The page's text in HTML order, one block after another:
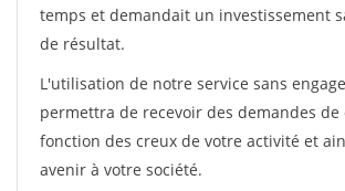
temps et demandait un investissement
de résultat.
L'utilisation de notre service sans
permettra de recevoir des demandes de
fonction des creux de votre activité et
avenir à votre société.